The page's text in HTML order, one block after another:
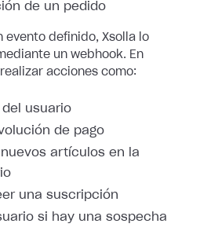
de un pedido
evento definido, Xsolla lo
un webhook. En
acciones como:
usuario
de pago
artículos en la
una suscripción
si hay una sospecha